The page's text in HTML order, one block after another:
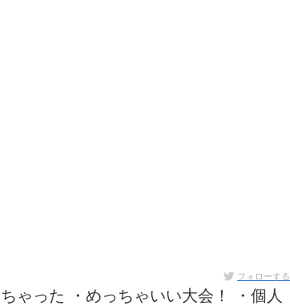
フォローする
ゃった ・めっちゃいい大会！ ・個人